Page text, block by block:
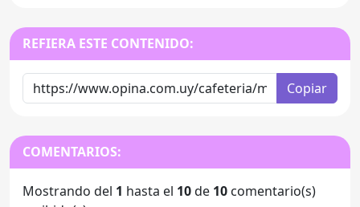
REFIERA ESTE CONTENIDO:
Copiar
COMENTARIOS:
Mostrando del 1 hasta el 10de 10 comentario(s)